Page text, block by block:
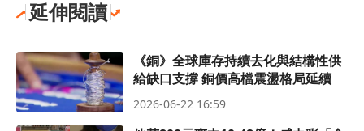
延伸閱讀
《銅》全球庫存持續去化與結構性供
給缺口支撐 銅價高檔震盪格局延續
2026-06-22 16:59